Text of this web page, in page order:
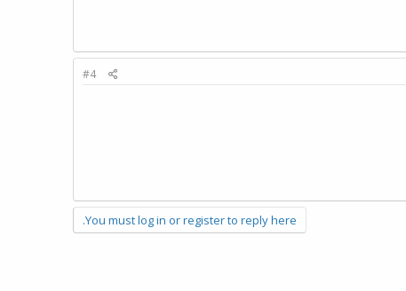
#4
You must log in or register to reply here.